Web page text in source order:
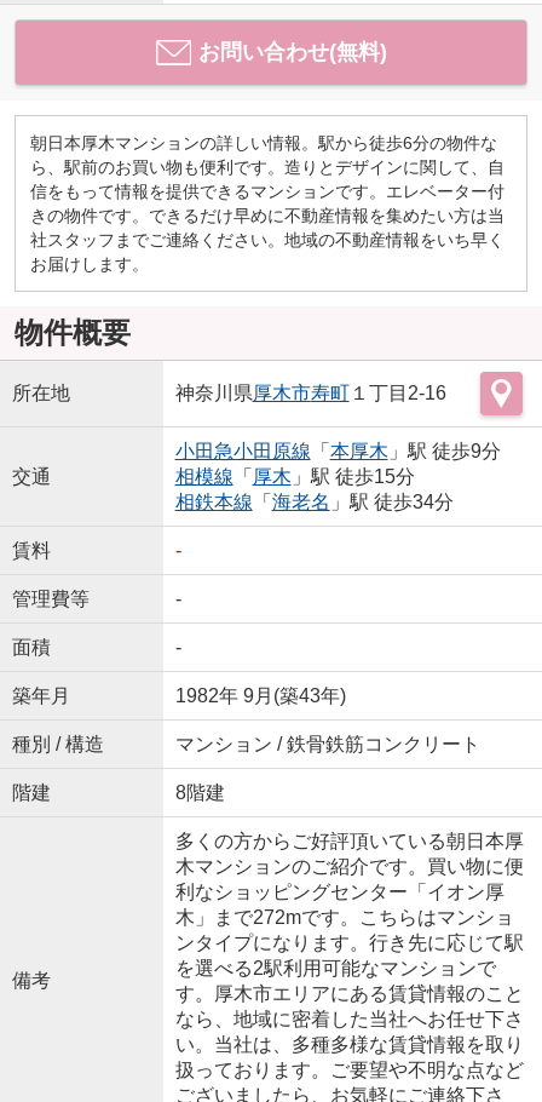
お問い合わせ(無料)
朝日本厚木マンションの詳しい情報。駅から徒歩6分の物件な
ら、駅前のお買い物も便利です。造りとデザインに関して、自
信をもって情報を提供できるマンションです。エレベーター付
きの物件です。できるだけ早めに不動産情報を集めたい方は当
社スタッフまでご連絡ください。地域の不動産情報をいち早く
お届けします。
物件概要
所在地 神奈川県厚木市寿町１丁目2-16
交通
小田急小田原線 「 本厚木 」駅 徒歩9分
相模線 「 厚木 」駅 徒歩15分
相鉄本線 「 海老名 」駅 徒歩34分
賃料 -
管理費等 -
面積 -
築年月 1982年 9月(築43年)
種別 / 構造 マンション / 鉄骨鉄筋コンクリート
階建 8階建
備考
多くの方からご好評頂いている朝日本厚
木マンションのご紹介です。買い物に便
利なショッピングセンター「イオン厚
木」まで272mです。こちらはマンショ
ンタイプになります。行き先に応じて駅
を選べる2駅利用可能なマンションで
す。厚木市エリアにある賃貸情報のこと
なら、地域に密着した当社へお任せ下さ
い。当社は、多種多様な賃貸情報を取り
扱っております。ご要望や不明な点など
ございましたら、お気軽にご連絡下さ